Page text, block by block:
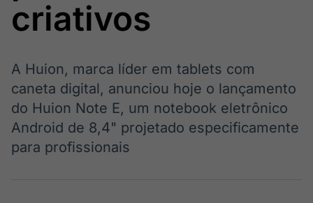
Broadcast
OTC
Plataforma para
negociação de
Broadcast
APIs para
integração de
criativos
A Huion, marca líder em tablets com
caneta digital, anunciou hoje o lançamento
do Huion Note E, um notebook eletrônico
Android de 8,4" projetado especificamente
para profissionais